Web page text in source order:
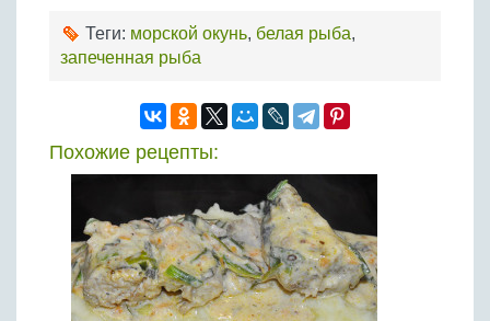
Теги: морской окунь, белая рыба,
запеченная рыба
Похожие рецепты: